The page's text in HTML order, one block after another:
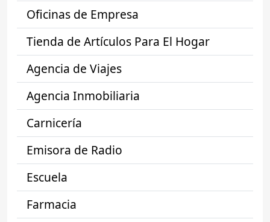
Oficinas de Empresa
Tienda de Artículos Para El Hogar
Agencia de Viajes
Agencia Inmobiliaria
Carnicería
Emisora de Radio
Escuela
Farmacia